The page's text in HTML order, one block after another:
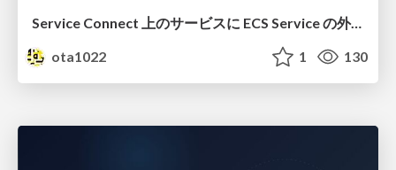
Service Connect 上のサービスに ECS Service の外側から到達できなかった話
ota1022
1 130